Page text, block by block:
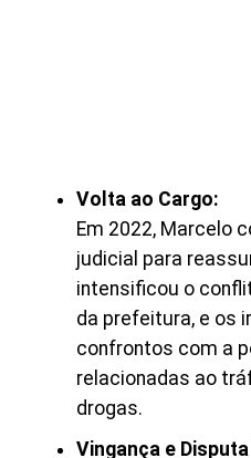
Volta ao Cargo:
Em 2022, Marcelo
judicial para
intensificou o
da prefeitura, e os
confrontos com a
relacionadas ao
drogas.
Vingança e